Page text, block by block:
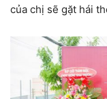
của chị sẽ gặt hái